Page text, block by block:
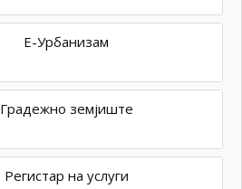
Е-Урбанизам
Градежно земјиште
Регистар на услуги